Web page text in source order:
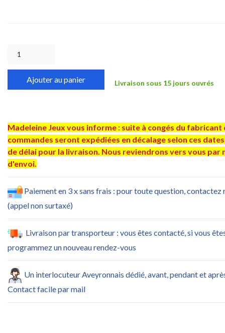
Ajouter au panier Livraison sous 15 jours ouvrés
Madeleine Jeux vous informe : suite à congés du fabricant
commandes seront expédiées en décalage selon ces
de délai pour la livraison. Nous reviendrons vers vous par
d'envoi.
Paiement en 3 x sans frais : pour toute question, contactez
(appel non surtaxé)
Livraison par transporteur : vous êtes contacté, si vous
programmez un nouveau rendez-vous
Un interlocuteur Aveyronnais dédié, avant, pendant et
Contact facile par mail